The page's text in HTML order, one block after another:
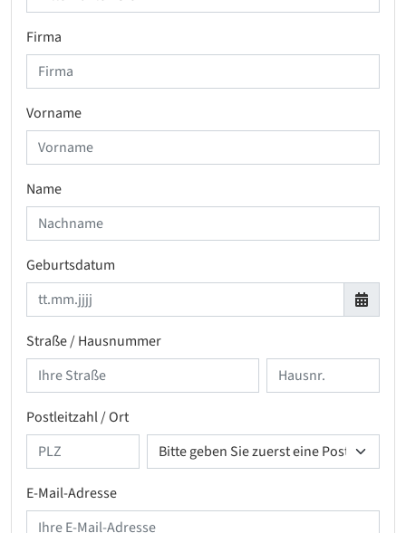
Firma
Vorname
Name
Geburtsdatum
Straße / Hausnummer
Postleitzahl / Ort
E-Mail-Adresse